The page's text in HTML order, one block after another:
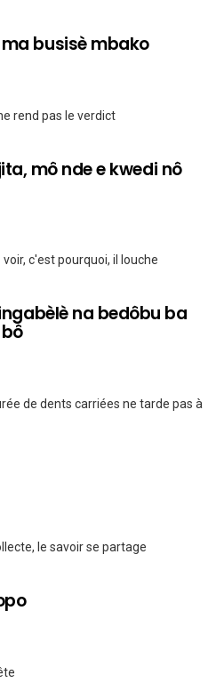
busisè mbako
rend pas le verdict
mô nde e kwedi nô
c'est pourquoi, il louche
na bedôbu ba
de dents carriées ne tarde pas à
le savoir se partage